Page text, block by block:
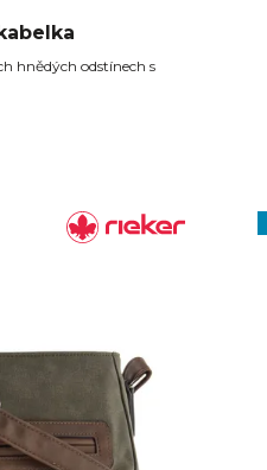
hnědých odstínech s